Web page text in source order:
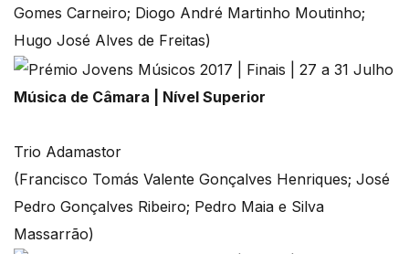
Gomes Carneiro; Diogo André Martinho Moutinho;
Hugo José Alves de Freitas)
Música de Câmara | Nível Superior
Trio Adamastor
(Francisco Tomás Valente Gonçalves Henriques; José
Pedro Gonçalves Ribeiro; Pedro Maia e Silva
Massarrão)